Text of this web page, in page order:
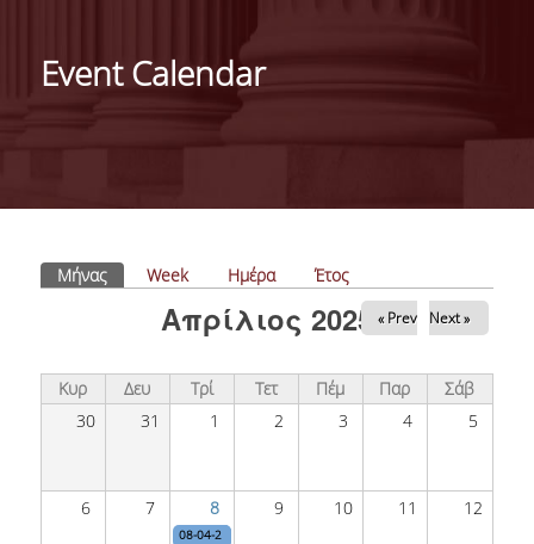
PROJECTS
ΔΗΜΟΣΙΕΥΣΕΙΣ
ΕΚΔΗΛΩΣΕΙΣ
PROFESSIONAL COURSE
ΣΧΕΤΙΚΑ
ΘΕΜΑΤΙΚΕΣ ΕΝΟΤΗΤΕΣ
Event Calendar
Πρωτεύουσες καρτέλες
Μήνας(ενεργή καρτέλα)
Week Ημέρα Έτος
Απρίλιος 2025 « Prev Next »
Κυρ Δευ Τρί Τετ Πέμ Παρ
Σάβ
30
31 1 2 3 4 5
6 7 8 9 10 11 12
08-04-2025